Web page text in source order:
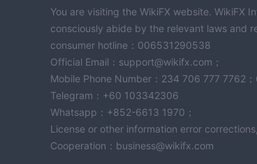
You are visiting the WikiFX website. WikiFX
consciously abide by the relevant laws and
consumer hotline：006531290538
Official Email：support@wikifx.com；
Mobile Phone Number：234 706 777 7762
Telegram：+60 103342306
Whatsapp：+852-6613 1970；
License or other information error
Cooperation：business@wikifx.com